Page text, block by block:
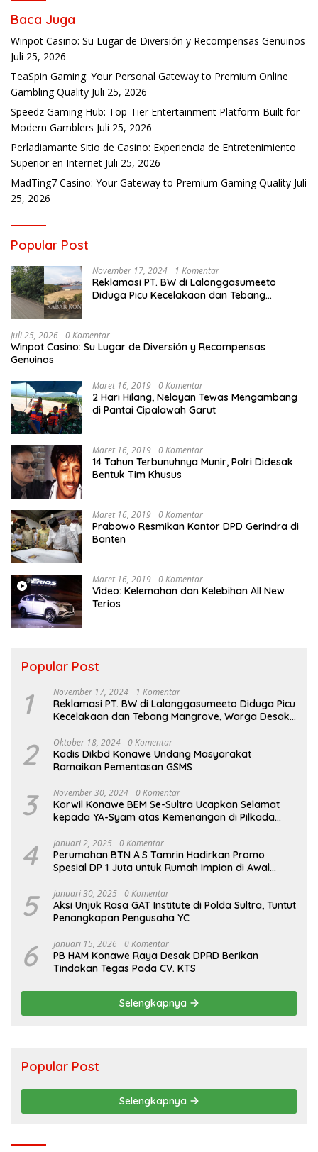
Baca Juga
Winpot Casino: Su Lugar de Diversión y Recompensas Genuinos
Juli 25, 2026
TeaSpin Gaming: Your Personal Gateway to Premium Online
Gambling Quality Juli 25, 2026
Speedz Gaming Hub: Top-Tier Entertainment Platform Built for
Modern Gamblers Juli 25, 2026
Perladiamante Sitio de Casino: Experiencia de Entretenimiento
Superior en Internet Juli 25, 2026
MadTing7 Casino: Your Gateway to Premium Gaming Quality Juli
25, 2026
Popular Post
November 17, 2024 1 Komentar
Reklamasi PT. BW di Lalonggasumeeto
Diduga Picu Kecelakaan dan Tebang
Juli 25, 2026 0 Komentar
Winpot Casino: Su Lugar de Diversión y Recompensas
Genuinos
Maret 16, 2019 0 Komentar
2 Hari Hilang, Nelayan Tewas Mengambang
di Pantai Cipalawah Garut
Maret 16, 2019 0 Komentar
14 Tahun Terbunuhnya Munir, Polri Didesak
Bentuk Tim Khusus
Maret 16, 2019 0 Komentar
Prabowo Resmikan Kantor DPD Gerindra di
Banten
Maret 16, 2019 0 Komentar
Video: Kelemahan dan Kelebihan All New
Terios
Popular Post
1 November 17, 2024 1 Komentar
Reklamasi PT. BW di Lalonggasumeeto Diduga Picu
Kecelakaan dan Tebang Mangrove, Warga Desak
2 Oktober 18, 2024 0 Komentar
Kadis Dikbd Konawe Undang Masyarakat
Ramaikan Pementasan GSMS
3 November 30, 2024 0 Komentar
Korwil Konawe BEM Se-Sultra Ucapkan Selamat
kepada YA-Syam atas Kemenangan di Pilkada
4 Januari 2, 2025 0 Komentar
Perumahan BTN A.S Tamrin Hadirkan Promo
Spesial DP 1 Juta untuk Rumah Impian di Awal
5 Januari 30, 2025 0 Komentar
Aksi Unjuk Rasa GAT Institute di Polda Sultra, Tuntut
Penangkapan Pengusaha YC
6 Januari 15, 2026 0 Komentar
PB HAM Konawe Raya Desak DPRD Berikan
Tindakan Tegas Pada CV. KTS
Selengkapnya
Popular Post
Selengkapnya